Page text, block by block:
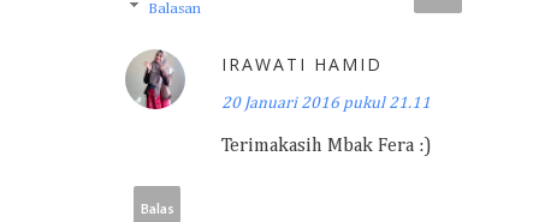
Balasan
IRAWATI HAMID
20 Januari 2016 pukul 21.11
Terimakasih Mbak Fera :)
Balas